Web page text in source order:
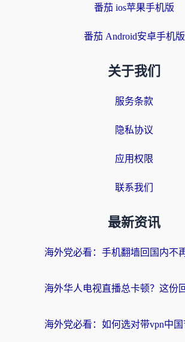
番茄 ios苹果手机版
番茄 Android安卓手机版
关于我们
服务条款
隐私协议
应用权限
联系我们
最新资讯